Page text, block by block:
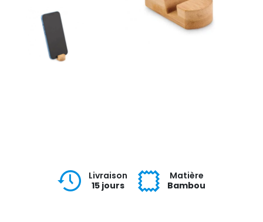
Livraison
15 jours
Matière
Bambou